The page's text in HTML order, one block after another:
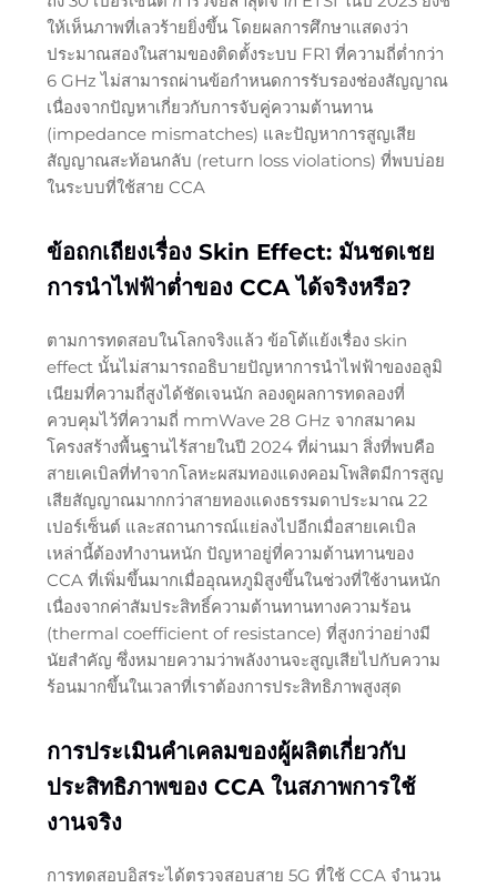
ให้เห็นภาพที่เลวร้ายยิ่งขึ้น โดยผลการศึกษาแสดงว่า
ประมาณสองในสามของติดตั้งระบบ FR1 ที่ความถี่ต่ำกว่า
6 GHz ไม่สามารถผ่านข้อกำหนดการรับรองช่องสัญญาณ
เนื่องจากปัญหาเกี่ยวกับการจับคู่ความต้านทาน
(impedance mismatches) และปัญหาการสูญเสีย
สัญญาณสะท้อนกลับ (return loss violations) ที่พบบ่อย
ในระบบที่ใช้สาย CCA
ข้อถกเถียงเรื่อง Skin Effect: มันชดเชย
การนำไฟฟ้าต่ำของ CCA ได้จริงหรือ?
ตามการทดสอบในโลกจริงแล้ว ข้อโต้แย้งเรื่อง skin
effect นั้นไม่สามารถอธิบายปัญหาการนำไฟฟ้าของอลูมิ
เนียมที่ความถี่สูงได้ชัดเจนนัก ลองดูผลการทดลองที่
ควบคุมไว้ที่ความถี่ mmWave 28 GHz จากสมาคม
โครงสร้างพื้นฐานไร้สายในปี 2024 ที่ผ่านมา สิ่งที่พบคือ
สายเคเบิลที่ทำจากโลหะผสมทองแดงคอมโพสิตมีการสูญ
เสียสัญญาณมากกว่าสายทองแดงธรรมดาประมาณ 22
เปอร์เซ็นต์ และสถานการณ์แย่ลงไปอีกเมื่อสายเคเบิล
เหล่านี้ต้องทำงานหนัก ปัญหาอยู่ที่ความต้านทานของ
CCA ที่เพิ่มขึ้นมากเมื่ออุณหภูมิสูงขึ้นในช่วงที่ใช้งานหนัก
เนื่องจากค่าสัมประสิทธิ์ความต้านทานทางความร้อน
(thermal coefficient of resistance) ที่สูงกว่าอย่างมี
นัยสำคัญ ซึ่งหมายความว่าพลังงานจะสูญเสียไปกับความ
ร้อนมากขึ้นในเวลาที่เราต้องการประสิทธิภาพสูงสุด
การประเมินคำเคลมของผู้ผลิตเกี่ยวกับ
ประสิทธิภาพของ CCA ในสภาพการใช้
งานจริง
การทดสอบอิสระได้ตรวจสอบสาย 5G ที่ใช้ CCA จำนวน